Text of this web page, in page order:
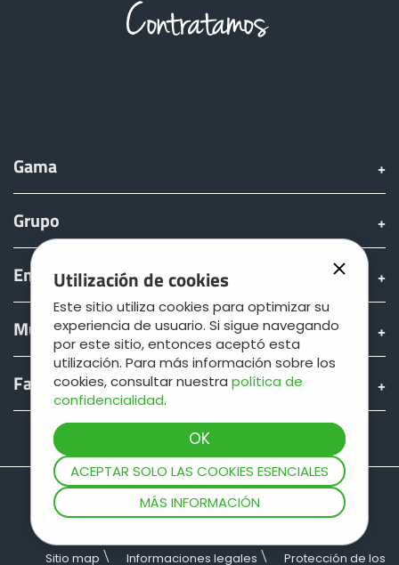
Utilización de cookies
Este sitio utiliza cookies para optimizar su
experiencia de usuario. Si sigue navegando
por este sitio, entonces aceptó esta
utilización. Para más información sobre los
cookies, consultar nuestra política de
confidencialidad.
ACEPTAR SOLO LAS COOKIES ESENCIALES
MÁS INFORMACIÓN
العربية
رسید ن
Gama
Grupo
Encontrar & comprar
Mundo JOSKIN
Fan shop
Teamviewer
Sitio map Informaciones legales Protección de los